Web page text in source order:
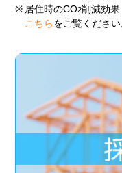
※ 居住時のCO2削減効果
こちら をご覧ください